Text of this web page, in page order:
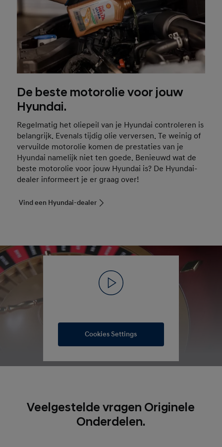
De beste motorolie voor jouw
Hyundai.
Regelmatig het oliepeil van je Hyundai controleren is
belangrijk. Evenals tijdig olie verversen. Te weinig of
vervuilde motorolie komen de prestaties van je
Hyundai namelijk niet ten goede. Benieuwd wat de
beste motorolie voor jouw Hyundai is? De Hyundai-
dealer informeert je er graag over!
Vind een Hyundai-dealer
Cookies Settings
Veelgestelde vragen Originele
Onderdelen.